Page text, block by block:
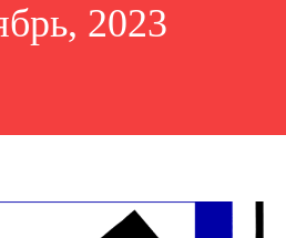
2023